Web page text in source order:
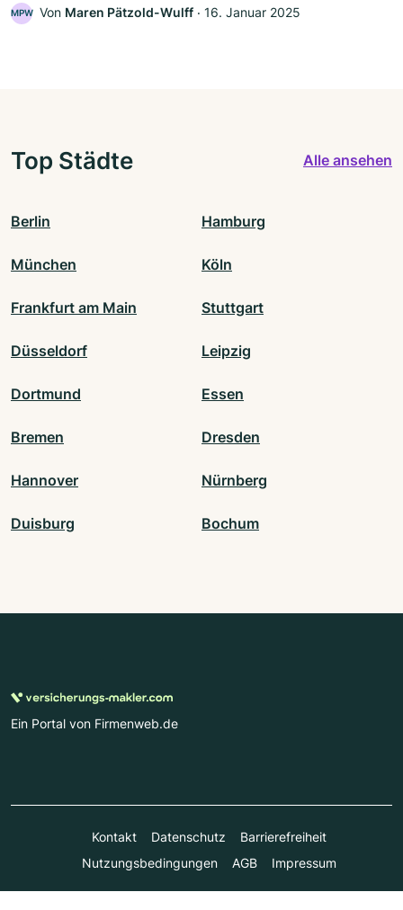
MPW Von Maren Pätzold-Wulff ‧ 16. Januar 2025
Top Städte Alle ansehen
Berlin Hamburg
München Köln
Frankfurt am Main Stuttgart
Düsseldorf Leipzig
Dortmund Essen
Bremen Dresden
Hannover Nürnberg
Duisburg Bochum
Ein Portal von Firmenweb.de
Kontakt Datenschutz
Barrierefreiheit
Nutzungsbedingungen
AGB Impressum